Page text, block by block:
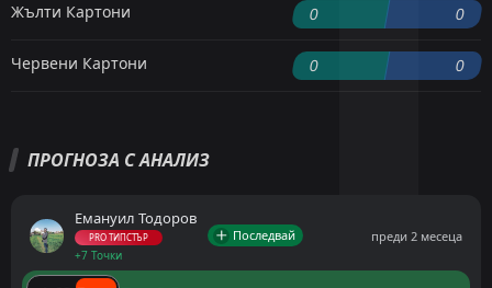
Жълти Картони 0 0
Червени Картони 0 0
ПРОГНОЗА С АНАЛИЗ
Емануил Тодоров
PRO ТИПСТЪР
+7 Точки
Последвай преди 2 месеца